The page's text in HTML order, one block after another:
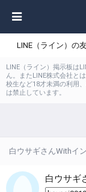
LINE（ライン）の
LINE（ライン）掲示板は
ん。またLINE株式会社と
校生など18才未満の利用
は禁止しています。
白ウサギさんWithイ
白ウサギ